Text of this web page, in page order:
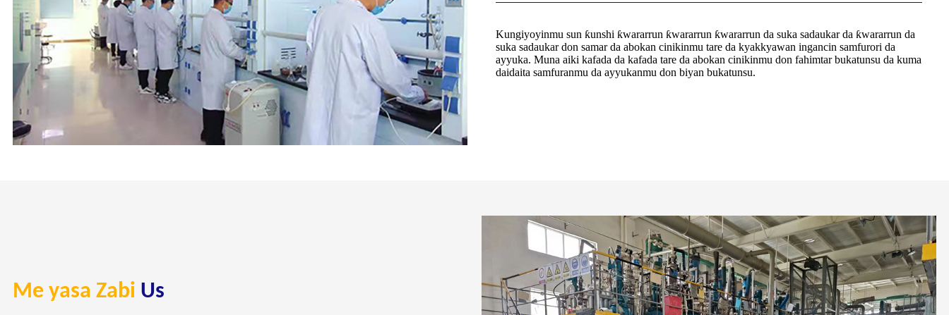
Kungiyoyinmu sun ƙunshi ƙwararrun ƙwararrun ƙwararrun da suka sadaukar da ƙwararrun da
suka sadaukar don samar da abokan cinikinmu tare da kyakkyawan ingancin samfurori da
ayyuka. Muna aiki kafada da kafada tare da abokan cinikinmu don fahimtar bukatunsu da kuma
daidaita samfuranmu da ayyukanmu don biyan bukatunsu.
Me yasa Zabi Us